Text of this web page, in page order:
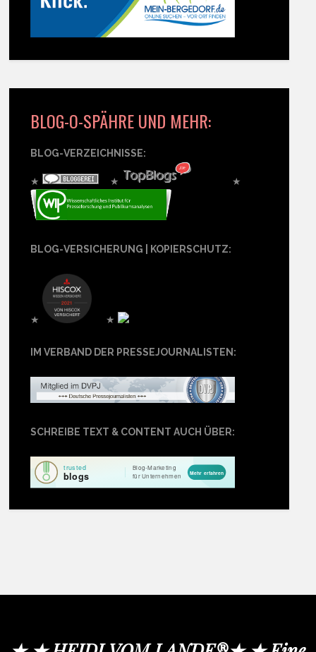
BLOG-O-SPÄHRE UND MEHR:
BLOG-VERZEICHNISSE:
★ ★ ★
BLOG-VERSICHERUNG | KOPIERSCHUTZ:
★ ★
IM VERBAND DER PRESSEJOURNALISTEN:
SCHREIBE TEXT & CONTENT AUCH ÜBER: